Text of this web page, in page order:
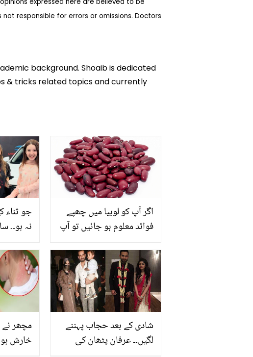
responsible for errors or omissions. Doctors
background. Shoaib is dedicated
& tricks related topics and currently
جو ثناء
نہ ہو۔۔
گرفتار!
ٹک ٹاکر
اگر آپ کو لوبیا میں چھپے
فوائد معلوم ہو جائیں تو آپ
بھائو خریدکر بھی استعمال
کریں
مچھر نے
خارش
شادی کے بعد حجاب پہننے
لگیں۔۔ عرفان پٹھان کی